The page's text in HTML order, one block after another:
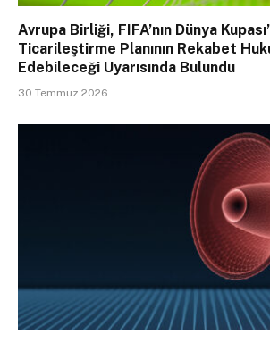
Avrupa Birliği, FIFA’nın Dünya
Ticarileştirme Planının Rekabet
Edebileceği Uyarısında Bulundu
30 Temmuz 2026